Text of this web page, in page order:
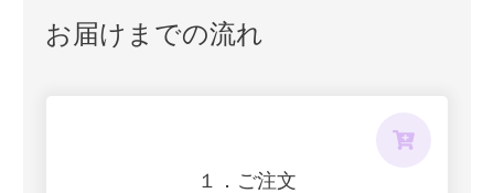
お届けまでの流れ
１．ご注文